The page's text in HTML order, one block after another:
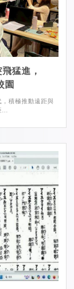
猛進，
園
積極推動遠距與
...